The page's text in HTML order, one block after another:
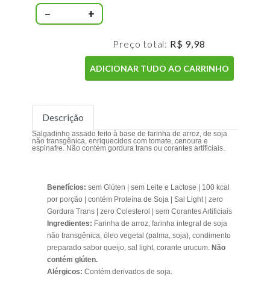
− +
Preço total: R$ 9,98
ADICIONAR TUDO AO CARRINHO
Descrição
Salgadinho assado feito à base de farinha de arroz, de soja
não transgênica, enriquecidos com tomate, cenoura e
espinafre. Não contém gordura trans ou corantes artificiais.
Benefícios: sem Glúten | sem Leite e Lactose | 100 kcal
por porção | contém Proteína de Soja | Sal Light | zero
Gordura Trans | zero Colesterol | sem Corantes Artificiais
Ingredientes: Farinha de arroz, farinha integral de soja
não transgênica, óleo vegetal (palma, soja), condimento
preparado sabor queijo, sal light, corante urucum. Não
contém glúten.
Alérgicos: Contém derivados de soja.